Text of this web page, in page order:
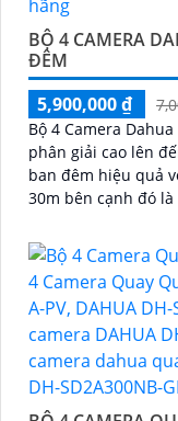
BỘ 4 CAMERA
ĐÊM
5,900,000 ₫
Bộ 4 Camera
phân giải cao lên
ban đêm hiệu quả
30m bên cạnh đó
nhập